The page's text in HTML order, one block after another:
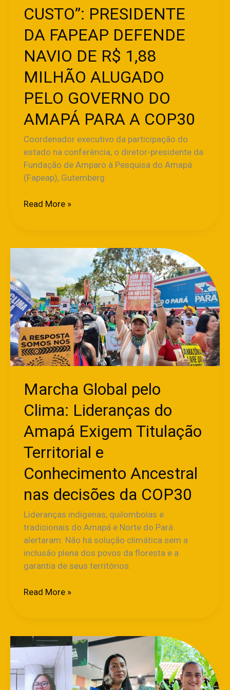
CUSTO”: PRESIDENTE
DA FAPEAP DEFENDE
NAVIO DE R$ 1,88
MILHÃO ALUGADO
PELO GOVERNO DO
AMAPÁ PARA A COP30
Coordenador executivo da participação do
estado na conferência, o diretor-presidente da
Fundação de Amparo à Pesquisa do Amapá
(Fapeap), Gutemberg
PELO
GOVERNO
DO
AMAPÁ
A
COP30
Read More »
Marcha Global pelo
Clima: Lideranças do
Amapá Exigem Titulação
Territorial e
Conhecimento Ancestral
nas decisões da COP30
Lideranças indígenas, quilombolas e
tradicionais do Amapá e Norte do Pará
alertaram: Não há solução climática sem a
inclusão plena dos povos da floresta e a
garantia de seus territórios.
Global
pelo
Clima:
Lideranças
do
Amapá
Exigem
Titulação
Territorial
e
Conhecimento
Ancestral
decisões
da
COP30
Read More »
Mulheres
Saneamento:
Soluções